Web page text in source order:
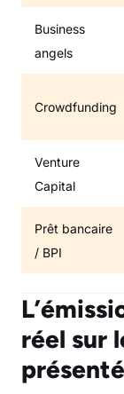
Business
angels
Crowdfunding
Venture
Capital
Prêt bancaire
/ BPI
réel sur